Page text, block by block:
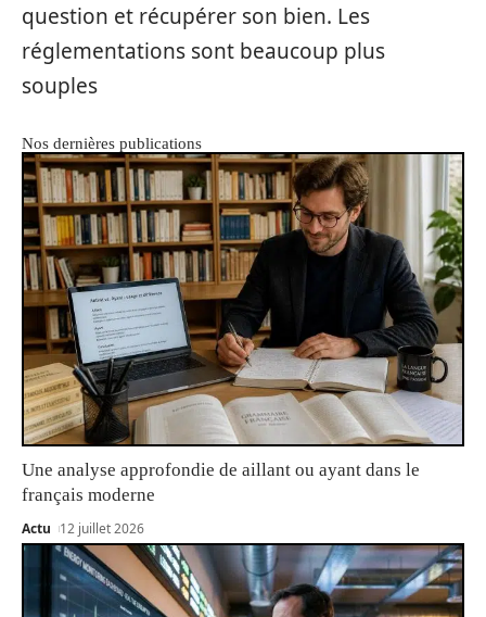
question et récupérer son bien. Les
réglementations sont beaucoup plus
souples
Nos dernières publications
Une analyse approfondie de aillant ou ayant dans le
français moderne
Actu 12 juillet 2026